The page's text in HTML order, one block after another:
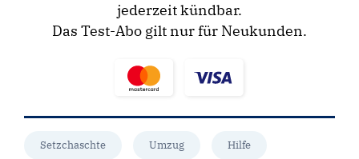
jederzeit kündbar.
Das Test-Abo gilt nur für Neukunden.
Setzchaschte Umzug Hilfe